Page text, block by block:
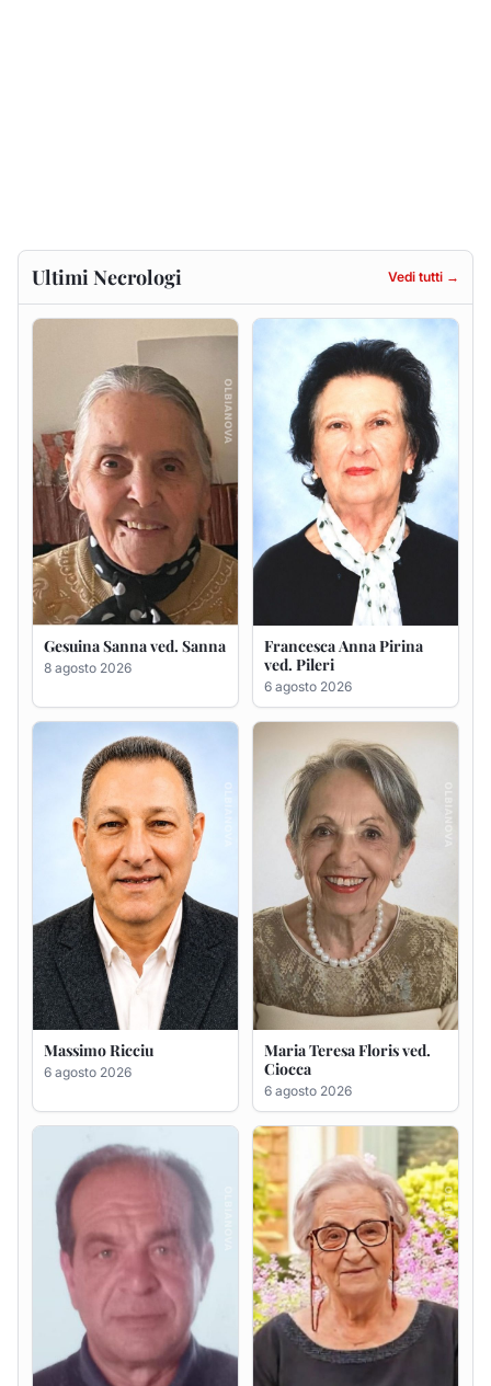
Gesuina Sanna ved. Sanna
Francesca Anna Pirina
ved. Pileri
6 agosto 2026
Massimo Ricciu
6 agosto 2026
Maria Teresa Floris ved.
6 agosto 2026
Renzo Murrai
5 agosto 2026
Giovanna Ponsanu Ved.
Decandia
5 agosto 2026